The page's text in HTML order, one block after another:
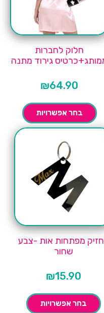
חלוק לחברות
גירוד מתנה
₪64.90
בחר אפשרויות
מפתחות אות -צבע
שחור
₪15.90
בחר אפשרויות